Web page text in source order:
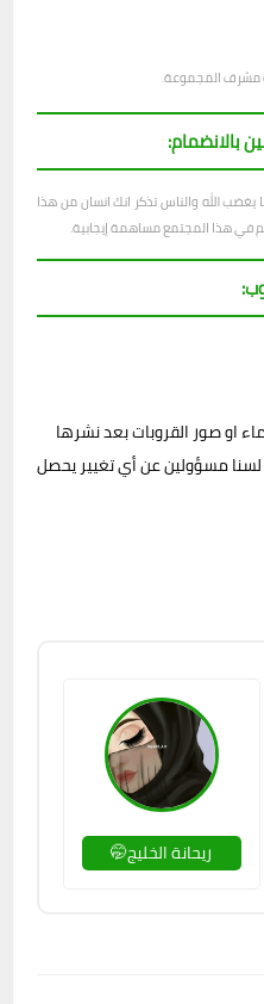
مشرف المجموعة.
بالانضمام:
يغضب الله والناس تذكر انك انسان من هذا
في هذا المجتمع مساهمة إيجابية.
او صور القروبات بعد نشرها
مسؤولين عن أي تغيير يحصل
ريحانة الخليج🤭